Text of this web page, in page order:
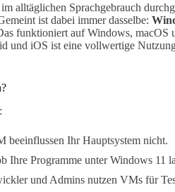
alltäglichen Sprachgebrauch
ist dabei immer dasselbe:
funktioniert auf Windows, macOS
und iOS ist eine vollwertige
beeinflussen Ihr Hauptsystem nicht.
Ihre Programme unter Windows 11
und Admins nutzen VMs für